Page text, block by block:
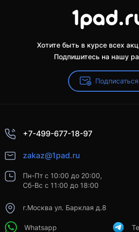
Хотите быть в курсе всех
Подпишитесь на нашу
Подписаться
+7-499-677-18-97
zakaz@1pad.ru
Пн-Пт с 10:00 до 20:00,
Сб-Вс с 11:00 до 18:00
г.Москва ул. Барклая д.8
Whatsapp